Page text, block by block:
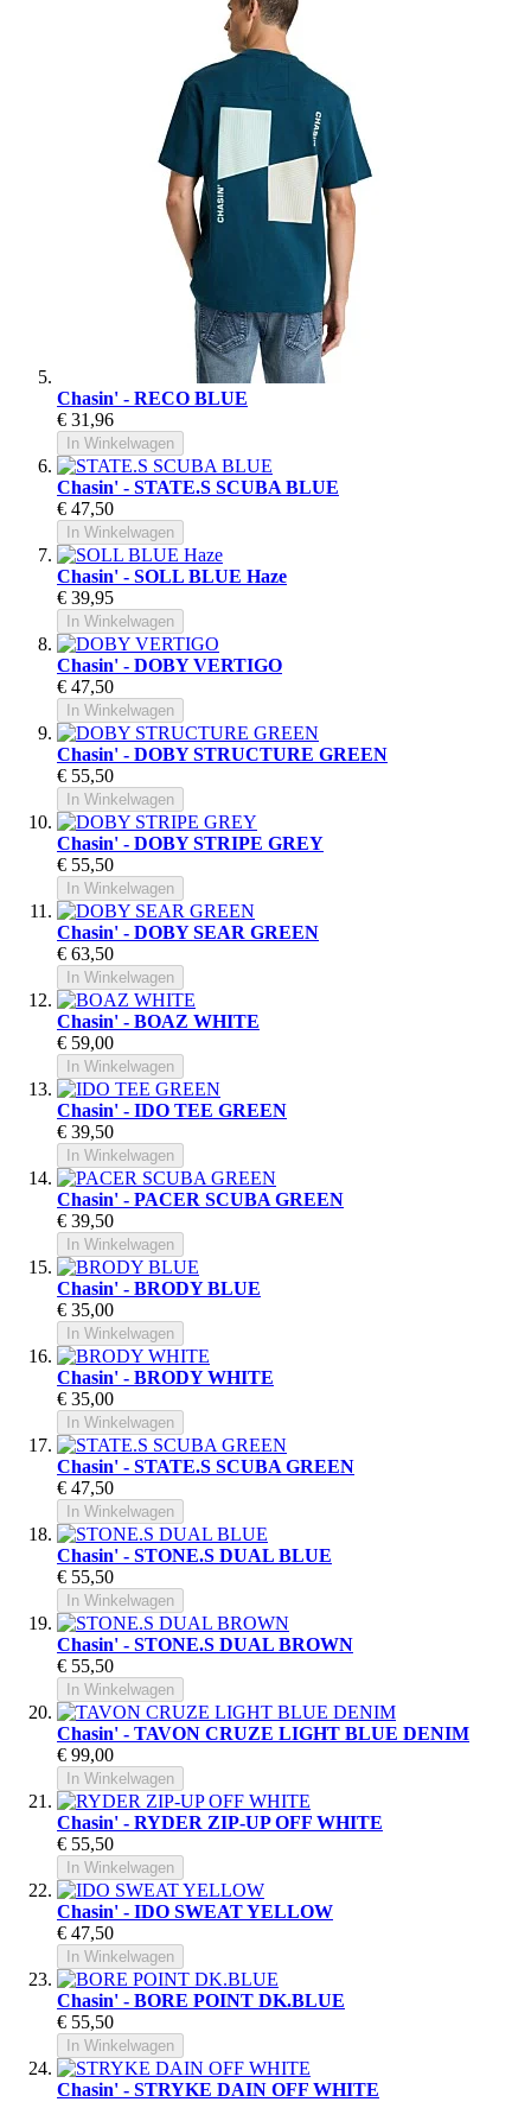
Chasin' - RECO BLUE
€ 31,96
In Winkelwagen
Chasin' - STATE.S SCUBA BLUE
€ 47,50
In Winkelwagen
Chasin' - SOLL BLUE Haze
€ 39,95
In Winkelwagen
Chasin' - DOBY VERTIGO
€ 47,50
In Winkelwagen
Chasin' - DOBY STRUCTURE GREEN
€ 55,50
In Winkelwagen
Chasin' - DOBY STRIPE GREY
€ 55,50
In Winkelwagen
Chasin' - DOBY SEAR GREEN
€ 63,50
In Winkelwagen
Chasin' - BOAZ WHITE
€ 59,00
In Winkelwagen
Chasin' - IDO TEE GREEN
€ 39,50
In Winkelwagen
Chasin' - PACER SCUBA GREEN
€ 39,50
In Winkelwagen
Chasin' - BRODY BLUE
€ 35,00
In Winkelwagen
Chasin' - BRODY WHITE
€ 35,00
In Winkelwagen
Chasin' - STATE.S SCUBA GREEN
€ 47,50
In Winkelwagen
Chasin' - STONE.S DUAL BLUE
€ 55,50
In Winkelwagen
Chasin' - STONE.S DUAL BROWN
€ 55,50
In Winkelwagen
Chasin' - TAVON CRUZE LIGHT BLUE DENIM
€ 99,00
In Winkelwagen
Chasin' - RYDER ZIP-UP OFF WHITE
€ 55,50
In Winkelwagen
Chasin' - IDO SWEAT YELLOW
€ 47,50
In Winkelwagen
Chasin' - BORE POINT DK.BLUE
€ 55,50
In Winkelwagen
Chasin' - STRYKE DAIN OFF WHITE